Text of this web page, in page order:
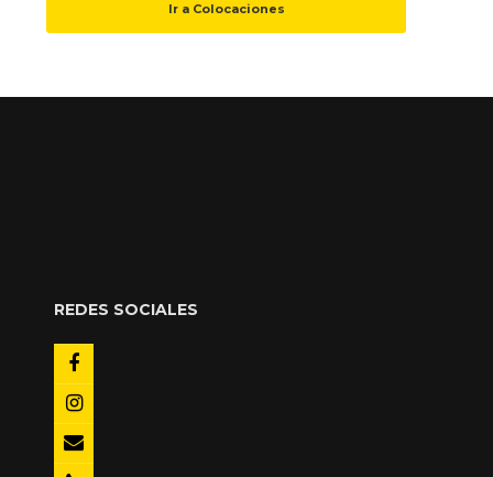
Ir a Colocaciones
REDES SOCIALES